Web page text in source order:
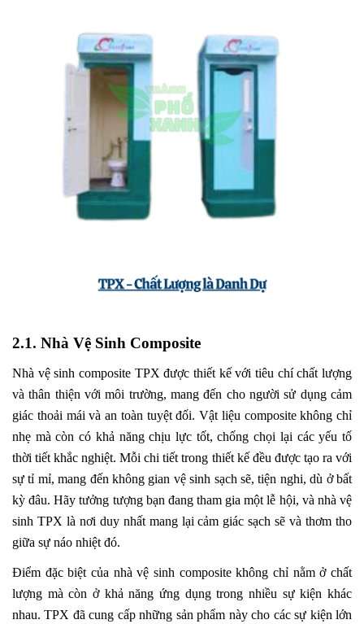
2.1. Nhà Vệ Sinh Composite
Nhà vệ sinh composite TPX được thiết kế với tiêu chí chất lượng
và thân thiện với môi trường, mang đến cho người sử dụng cảm
giác thoải mái và an toàn tuyệt đối. Vật liệu composite không chỉ
nhẹ mà còn có khả năng chịu lực tốt, chống chọi lại các yếu tố
thời tiết khắc nghiệt. Mỗi chi tiết trong thiết kế đều được tạo ra với
sự tỉ mỉ, mang đến không gian vệ sinh sạch sẽ, tiện nghi, dù ở bất
kỳ đâu. Hãy tưởng tượng bạn đang tham gia một lễ hội, và nhà vệ
sinh TPX là nơi duy nhất mang lại cảm giác sạch sẽ và thơm tho
giữa sự náo nhiệt đó.
Điểm đặc biệt của nhà vệ sinh composite không chỉ nằm ở chất
lượng mà còn ở khả năng ứng dụng trong nhiều sự kiện khác
nhau. TPX đã cung cấp những sản phẩm này cho các sự kiện lớn